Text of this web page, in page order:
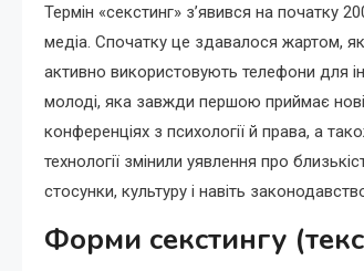
Термін «секстинг» з’явився на початку
медіа. Спочатку це здавалося жартом,
активно використовують телефони для
молоді, яка завжди першою приймає
конференціях з психології й права, а
технології змінили уявлення про
стосунки, культуру і навіть
Форми секстингу